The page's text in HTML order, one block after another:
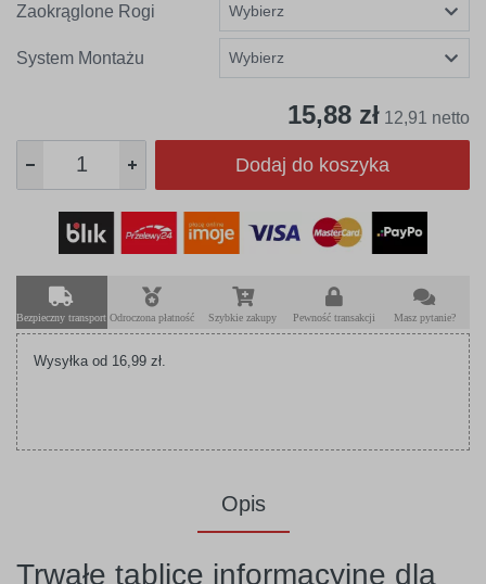
Zaokrąglone Rogi
System Montażu
15,88 zł 12,91 netto
Dodaj do koszyka
Bezpieczny transport Odroczona płatność Szybkie zakupy Pewność transakcji Masz pytanie?
Wysyłka od 16,99 zł.
Opis
Trwałe tablice informacyjne dla